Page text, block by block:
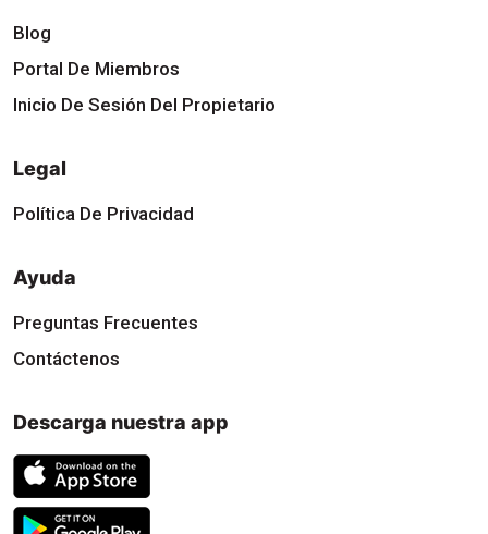
Blog
Portal De Miembros
Inicio De Sesión Del Propietario
Legal
Política De Privacidad
Ayuda
Preguntas Frecuentes
Contáctenos
Descarga nuestra app